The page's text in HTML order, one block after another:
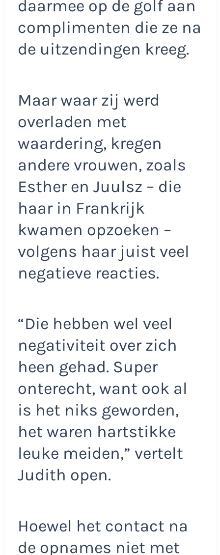
daarmee op de golf aan
complimenten die ze na
de uitzendingen kreeg.
Maar waar zij werd
overladen met
waardering, kregen
andere vrouwen, zoals
Esther en Juulsz – die
haar in Frankrijk
kwamen opzoeken –
volgens haar juist veel
negatieve reacties.
“Die hebben wel veel
negativiteit over zich
heen gehad. Super
onterecht, want ook al
is het niks geworden,
het waren hartstikke
leuke meiden,” vertelt
Judith open.
Hoewel het contact na
de opnames niet met